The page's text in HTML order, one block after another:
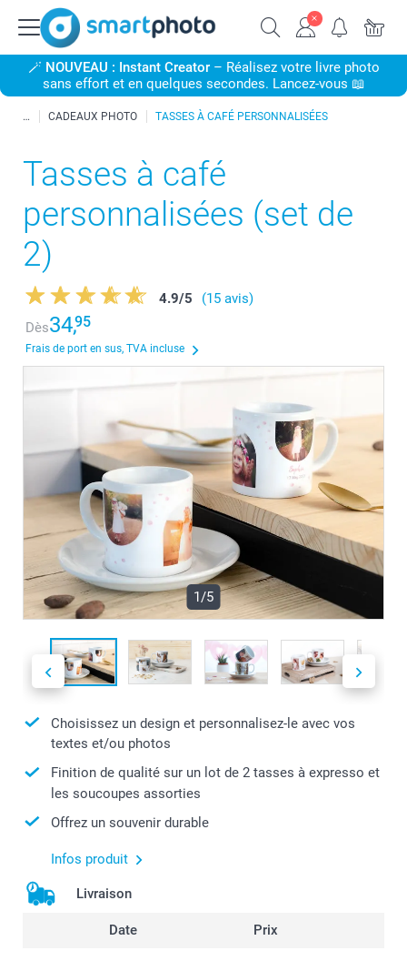
🪄 NOUVEAU : Instant Creator– Réalisez votre livre photo
sans effort et en quelques secondes. Lancez-vous 📖
CADEAUX PHOTO TASSES À CAFÉ PERSONNALISÉES
Tasses à café
personnalisées (set de
2)
4.9/5
(15 avis)
Dès34,95
Frais de port en sus, TVA incluse
1/5
Choisissez un design et personnalisez-le avec vos
textes et/ou photos
Finition de qualité sur un lot de 2 tasses à expresso et
les soucoupes assorties
Offrez un souvenir durable
Infos produit
Livraison
Date Prix